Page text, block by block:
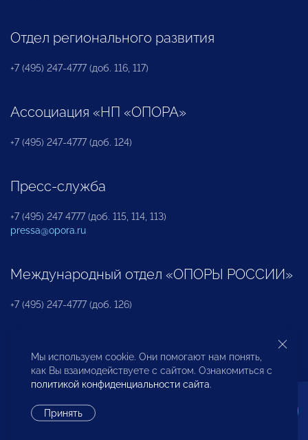
Отдел регионального развития
+7 (495) 247-4777 (доб. 116, 117)
Ассоциация «НП «ОПОРА»
+7 (495) 247-4777 (доб. 124)
Пресс-служба
+7 (495) 247 4777 (доб. 115, 114, 113)
pressa@opora.ru
Международный отдел «ОПОРЫ РОССИИ»
+7 (495) 247-4777 (доб. 126)
Бюро по защите прав предпринимателей и
инвесторов
Мы используем cookie. Они помогают нам понять,
как Вы взаимодействуете с сайтом. Ознакомиться с
политикой конфиденциальности сайта.
Принять